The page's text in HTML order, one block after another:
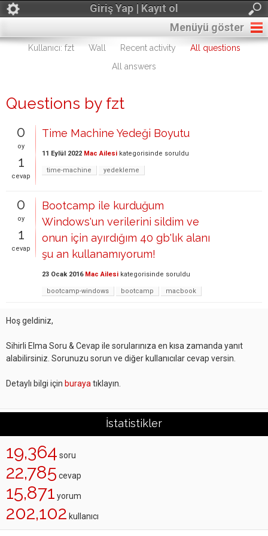
Giriş Yap | Kayıt ol
Menüyü göster
Kullanıcı: fzt Wall Recent activity
All questions
All answers
Questions by fzt
0
oy
1
cevap
Time Machine Yedeği Boyutu
11 Eylül 2022 Mac Ailesi kategorisinde soruldu
time-machine yedekleme
0
oy
1
cevap
Bootcamp ile kurduğum
Windows'un verilerini sildim ve
onun için ayırdığım 40 gb'lık alanı
şu an kullanamıyorum!
23 Ocak 2016 Mac Ailesi kategorisinde soruldu
bootcamp-windows bootcamp macbook
Hoş geldiniz,
Sihirli Elma Soru & Cevap ile sorularınıza en kısa zamanda yanıt
alabilirsiniz. Sorunuzu sorun ve diğer kullanıcılar cevap versin.
Detaylı bilgi için buraya tıklayın.
İstatistikler
19,364 soru
22,785 cevap
15,871 yorum
202,102 kullanıcı